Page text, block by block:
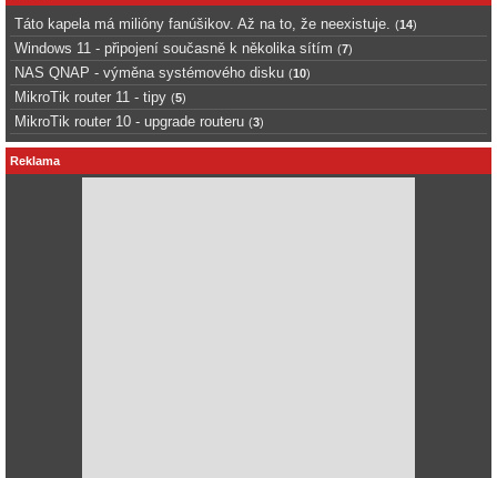
Táto kapela má milióny fanúšikov. Až na to, že neexistuje. (14)
Windows 11 - připojení současně k několika sítím (7)
NAS QNAP - výměna systémového disku (10)
MikroTik router 11 - tipy (5)
MikroTik router 10 - upgrade routeru (3)
Reklama